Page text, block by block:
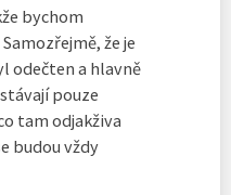
bychom
že je
odečten a hlavně
pouze
tam odjakživa
budou vždy